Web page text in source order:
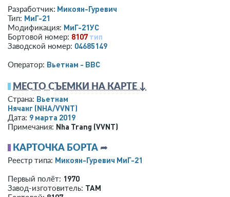
Разработчик: Микоян-Гуревич
Тип: МиГ-21
Модификация: МиГ-21УС
Бортовой номер: 8107 тип
Заводской номер: 04685149
Оператор: Вьетнам - ВВС
МЕСТО СЪЕМКИ НА КАРТЕ ↓
Страна: Вьетнам
Нячанг (NHA/VVNT)
Дата: 9 марта 2019
Примечания: Nha Trang (VVNT)
КАРТОЧКА БОРТА ➦
Реестр типа: Микоян-Гуревич МиГ-21
Первый полёт: 1970
Завод-изготовитель: ТАМ